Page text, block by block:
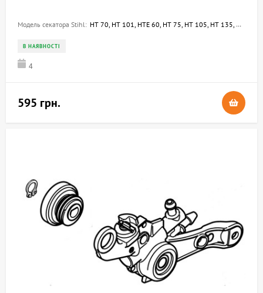
Модель секатора Stihl: HT 70, HT 101, HTE 60, HT 75, HT 105, HT 135, HTA 135
В НАЯВНОСТІ
4
595 грн.